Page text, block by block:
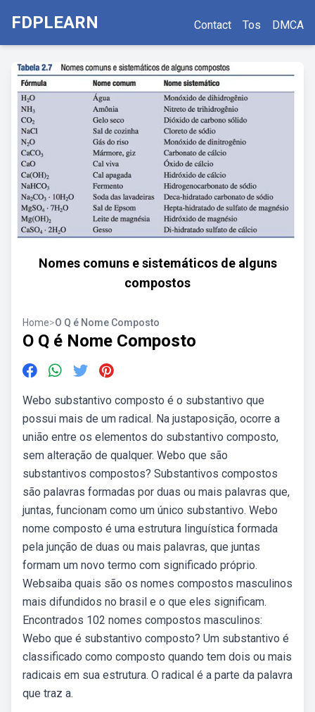
FDPLEARN Contact Tos DMCA
Nomes comuns e sistemáticos de alguns
compostos
Home>O Q é Nome Composto
O Q é Nome Composto
Webo substantivo composto é o substantivo que
possui mais de um radical. Na justaposição, ocorre a
união entre os elementos do substantivo composto,
sem alteração de qualquer. Webo que são
substantivos compostos? Substantivos compostos
são palavras formadas por duas ou mais palavras que,
juntas, funcionam como um único substantivo. Webo
nome composto é uma estrutura linguística formada
pela junção de duas ou mais palavras, que juntas
formam um novo termo com significado próprio.
Websaiba quais são os nomes compostos masculinos
mais difundidos no brasil e o que eles significam.
Encontrados 102 nomes compostos masculinos:
Webo que é substantivo composto? Um substantivo é
classificado como composto quando tem dois ou mais
radicais em sua estrutura. O radical é a parte da palavra
que traz a.